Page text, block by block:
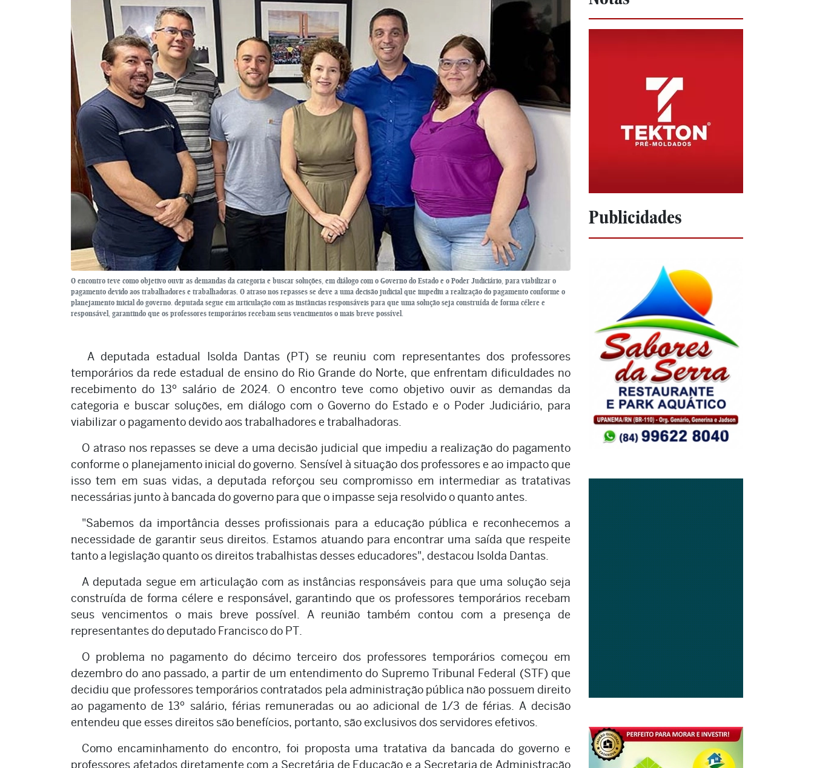
O encontro teve como objetivo ouvir as demandas da categoria e buscar soluções, em diálogo com o Governo do Estado e o Poder Judiciário, para viabilizar o
pagamento devido aos trabalhadores e trabalhadoras. O atraso nos repasses se deve a uma decisão judicial que impediu a realização do pagamento conforme o
planejamento inicial do governo. deputada segue em articulação com as instâncias responsáveis para que uma solução seja construída de forma célere e
responsável, garantindo que os professores temporários recebam seus vencimentos o mais breve possível.
A deputada estadual Isolda Dantas (PT) se reuniu com representantes dos professores
temporários da rede estadual de ensino do Rio Grande do Norte, que enfrentam dificuldades no
recebimento do 13º salário de 2024. O encontro teve como objetivo ouvir as demandas da
categoria e buscar soluções, em diálogo com o Governo do Estado e o Poder Judiciário, para
viabilizar o pagamento devido aos trabalhadores e trabalhadoras.
O atraso nos repasses se deve a uma decisão judicial que impediu a realização do pagamento
conforme o planejamento inicial do governo. Sensível à situação dos professores e ao impacto que
isso tem em suas vidas, a deputada reforçou seu compromisso em intermediar as tratativas
necessárias junto à bancada do governo para que o impasse seja resolvido o quanto antes.
"Sabemos da importância desses profissionais para a educação pública e reconhecemos a
necessidade de garantir seus direitos. Estamos atuando para encontrar uma saída que respeite
tanto a legislação quanto os direitos trabalhistas desses educadores", destacou Isolda Dantas.
A deputada segue em articulação com as instâncias responsáveis para que uma solução seja
construída de forma célere e responsável, garantindo que os professores temporários recebam
seus vencimentos o mais breve possível. A reunião também contou com a presença de
representantes do deputado Francisco do PT.
O problema no pagamento do décimo terceiro dos professores temporários começou em
dezembro do ano passado, a partir de um entendimento do Supremo Tribunal Federal (STF) que
decidiu que professores temporários contratados pela administração pública não possuem direito
ao pagamento de 13º salário, férias remuneradas ou ao adicional de 1/3 de férias. A decisão
entendeu que esses direitos são benefícios, portanto, são exclusivos dos servidores efetivos.
Como encaminhamento do encontro, foi proposta uma tratativa da bancada do governo e
professores afetados diretamente com a Secretária de Educação e a Secretaria de Administração
Publicidades